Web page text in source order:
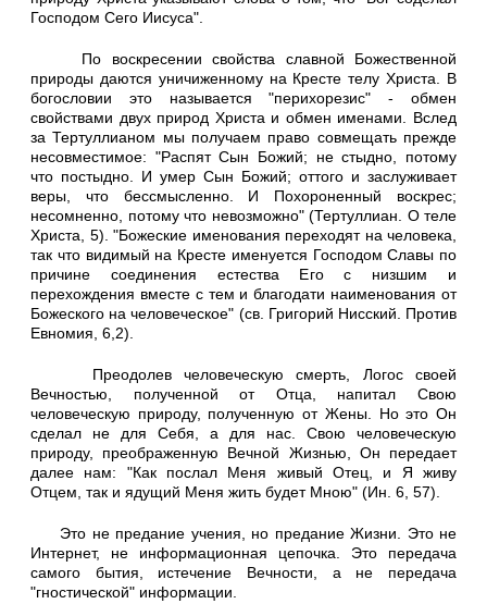
Господом Сего Иисуса".
По воскресении свойства славной Божественной
природы даются уничиженному на Кресте телу Христа. В
богословии это называется "перихорезис" - обмен
свойствами двух природ Христа и обмен именами. Вслед
за Тертуллианом мы получаем право совмещать прежде
несовместимое: "Распят Сын Божий; не стыдно, потому
что постыдно. И умер Сын Божий; оттого и заслуживает
веры, что бессмысленно. И Похороненный воскрес;
несомненно, потому что невозможно" (Тертуллиан. О теле
Христа, 5). "Божеские именования переходят на человека,
так что видимый на Кресте именуется Господом Славы по
причине соединения естества Его с низшим и
перехождения вместе с тем и благодати наименования от
Божеского на человеческое" (св. Григорий Нисский. Против
Евномия, 6,2).
Преодолев человеческую смерть, Логос своей
Вечностью, полученной от Отца, напитал Свою
человеческую природу, полученную от Жены. Но это Он
сделал не для Себя, а для нас. Свою человеческую
природу, преображенную Вечной Жизнью, Он передает
далее нам: "Как послал Меня живый Отец, и Я живу
Отцем, так и ядущий Меня жить будет Мною" (Ин. 6, 57).
Это не предание учения, но предание Жизни. Это не
Интернет, не информационная цепочка. Это передача
самого бытия, истечение Вечности, а не передача
"гностической" информации.